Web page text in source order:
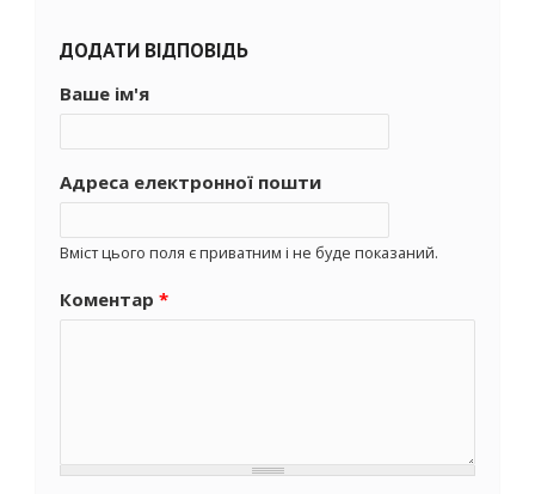
ДОДАТИ ВІДПОВІДЬ
Ваше ім'я
Адреса електронної пошти
Вміст цього поля є приватним і не буде показаний.
Коментар *